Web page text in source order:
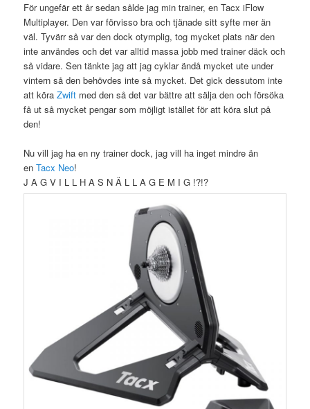
För ungefär ett år sedan sålde jag min trainer, en Tacx iFlow
Multiplayer. Den var förvisso bra och tjänade sitt syfte mer än
väl. Tyvärr så var den dock otymplig, tog mycket plats när den
inte användes och det var alltid massa jobb med trainer däck och
så vidare. Sen tänkte jag att jag cyklar ändå mycket ute under
vintern så den behövdes inte så mycket. Det gick dessutom inte
att köraZwift med den så det var bättre att sälja den och försöka
få ut så mycket pengar som möjligt istället för att köra slut på
den!
Nu vill jag ha en ny trainer dock, jag vill ha inget mindre än
enTacx Neo!
J A G V I L L H A S N Ä L L A G E M I G !?!?